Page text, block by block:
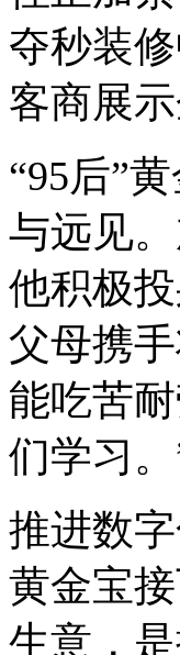
夺秒装
客商展
“95后”
与远见
他积极
父母携
能吃苦
们学习。
推进数
黄金宝
生意，